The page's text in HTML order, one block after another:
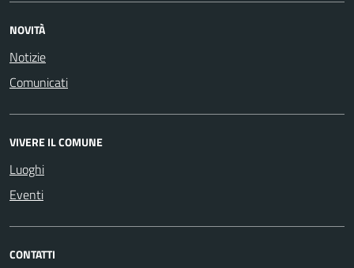
NOVITÀ
Notizie
Comunicati
VIVERE IL COMUNE
Luoghi
Eventi
CONTATTI